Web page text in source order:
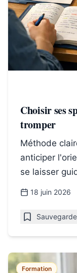
Choisir ses
tromper
Méthode
anticiper
se laisser
idées reçues.
18 juin 2026
Formation